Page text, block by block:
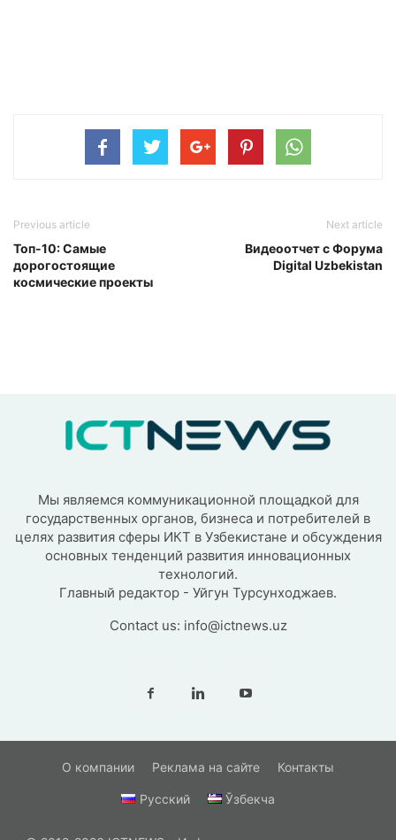
Previous article
Топ-10: Самые
дорогостоящие
космические проекты
Next article
Видеоотчет с Форума
Digital Uzbekistan
Мы являемся коммуникационной площадкой для
государственных органов, бизнеса и потребителей в
целях развития сферы ИКТ в Узбекистане и обсуждения
основных тенденций развития инновационных
технологий.
Главный редактор - Уйгун Турсунходжаев.
Contact us: info@ictnews.uz
О компании Реклама на сайте Контакты
Русский Ўзбекча